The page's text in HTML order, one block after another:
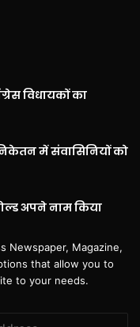
विधायकों का
में संवासिनियों को
अपने नाम किया
Newspaper, Magazine,
that allow you to
to your needs.